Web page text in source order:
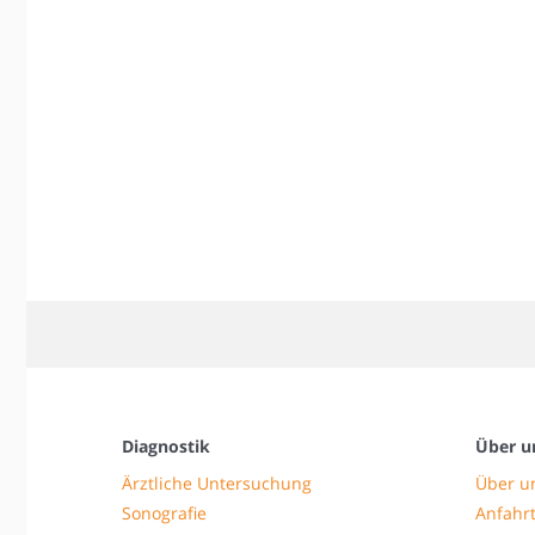
Diagnostik
Ärztliche Untersuchung
Sonografie
Über
Über